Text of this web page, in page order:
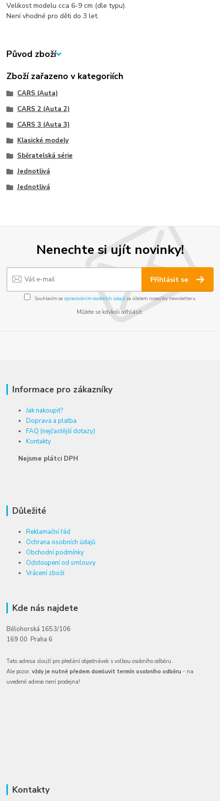
Velikost modelu cca 6-9 cm (dle typu).
Není vhodné pro děti do 3 let.
Původ zboží
Zboží zařazeno v kategoriích
CARS (Auta)
CARS 2 (Auta 2)
CARS 3 (Auta 3)
Klasické modely
Sběratelská série
Jednotlivá
Jednotlivá
Nenechte si ujít novinky!
Přihlásit se
Souhlasím se zpracováním osobních údajůza účelem rozesílky newsletteru.
Můžete se kdykoli odhlásit.
Informace pro zákazníky
Jak nakoupit?
Doprava a platba
FAQ (nejčastější dotazy)
Kontakty
Nejsme plátci DPH
Důležité
Reklamační řád
Ochrana osobních údajů
Obchodní podmínky
Odstoupení od smlouvy
Vrácení zboží
Kde nás najdete
Bělohorská 1653/106
169 00 Praha 6
Tato adresa slouží pro předání objednávek s volbou osobního odběru.
Ale pozor,vždy je nutné předem domluvit termín osobního odběru - na
uvedené adrese není prodejna!
Kontakty